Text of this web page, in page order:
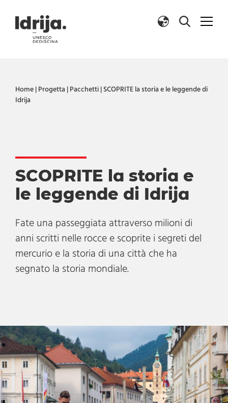
Home Progetta Pacchetti SCOPRITE la storia e le leggende di
Idrija
SCOPRITE la storia e
le leggende di Idrija
Fate una passeggiata attraverso milioni di
anni scritti nelle rocce e scoprite i segreti del
mercurio e la storia di una città che ha
segnato la storia mondiale.